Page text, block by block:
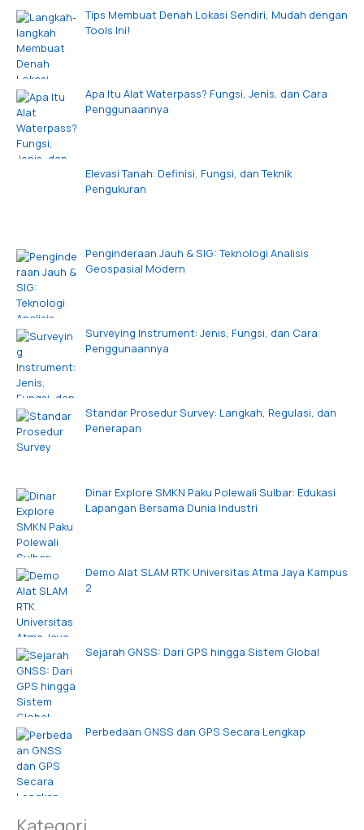
Tips Membuat Denah Lokasi Sendiri, Mudah dengan
Tools Ini!
Apa Itu Alat Waterpass? Fungsi, Jenis, dan Cara
Penggunaannya
Elevasi Tanah: Definisi, Fungsi, dan Teknik
Pengukuran
Penginderaan Jauh & SIG: Teknologi Analisis
Geospasial Modern
Surveying Instrument: Jenis, Fungsi, dan Cara
Penggunaannya
Standar Prosedur Survey: Langkah, Regulasi, dan
Penerapan
Dinar Explore SMKN Paku Polewali Sulbar: Edukasi
Lapangan Bersama Dunia Industri
Demo Alat SLAM RTK Universitas Atma Jaya Kampus
2
Sejarah GNSS: Dari GPS hingga Sistem Global
Perbedaan GNSS dan GPS Secara Lengkap